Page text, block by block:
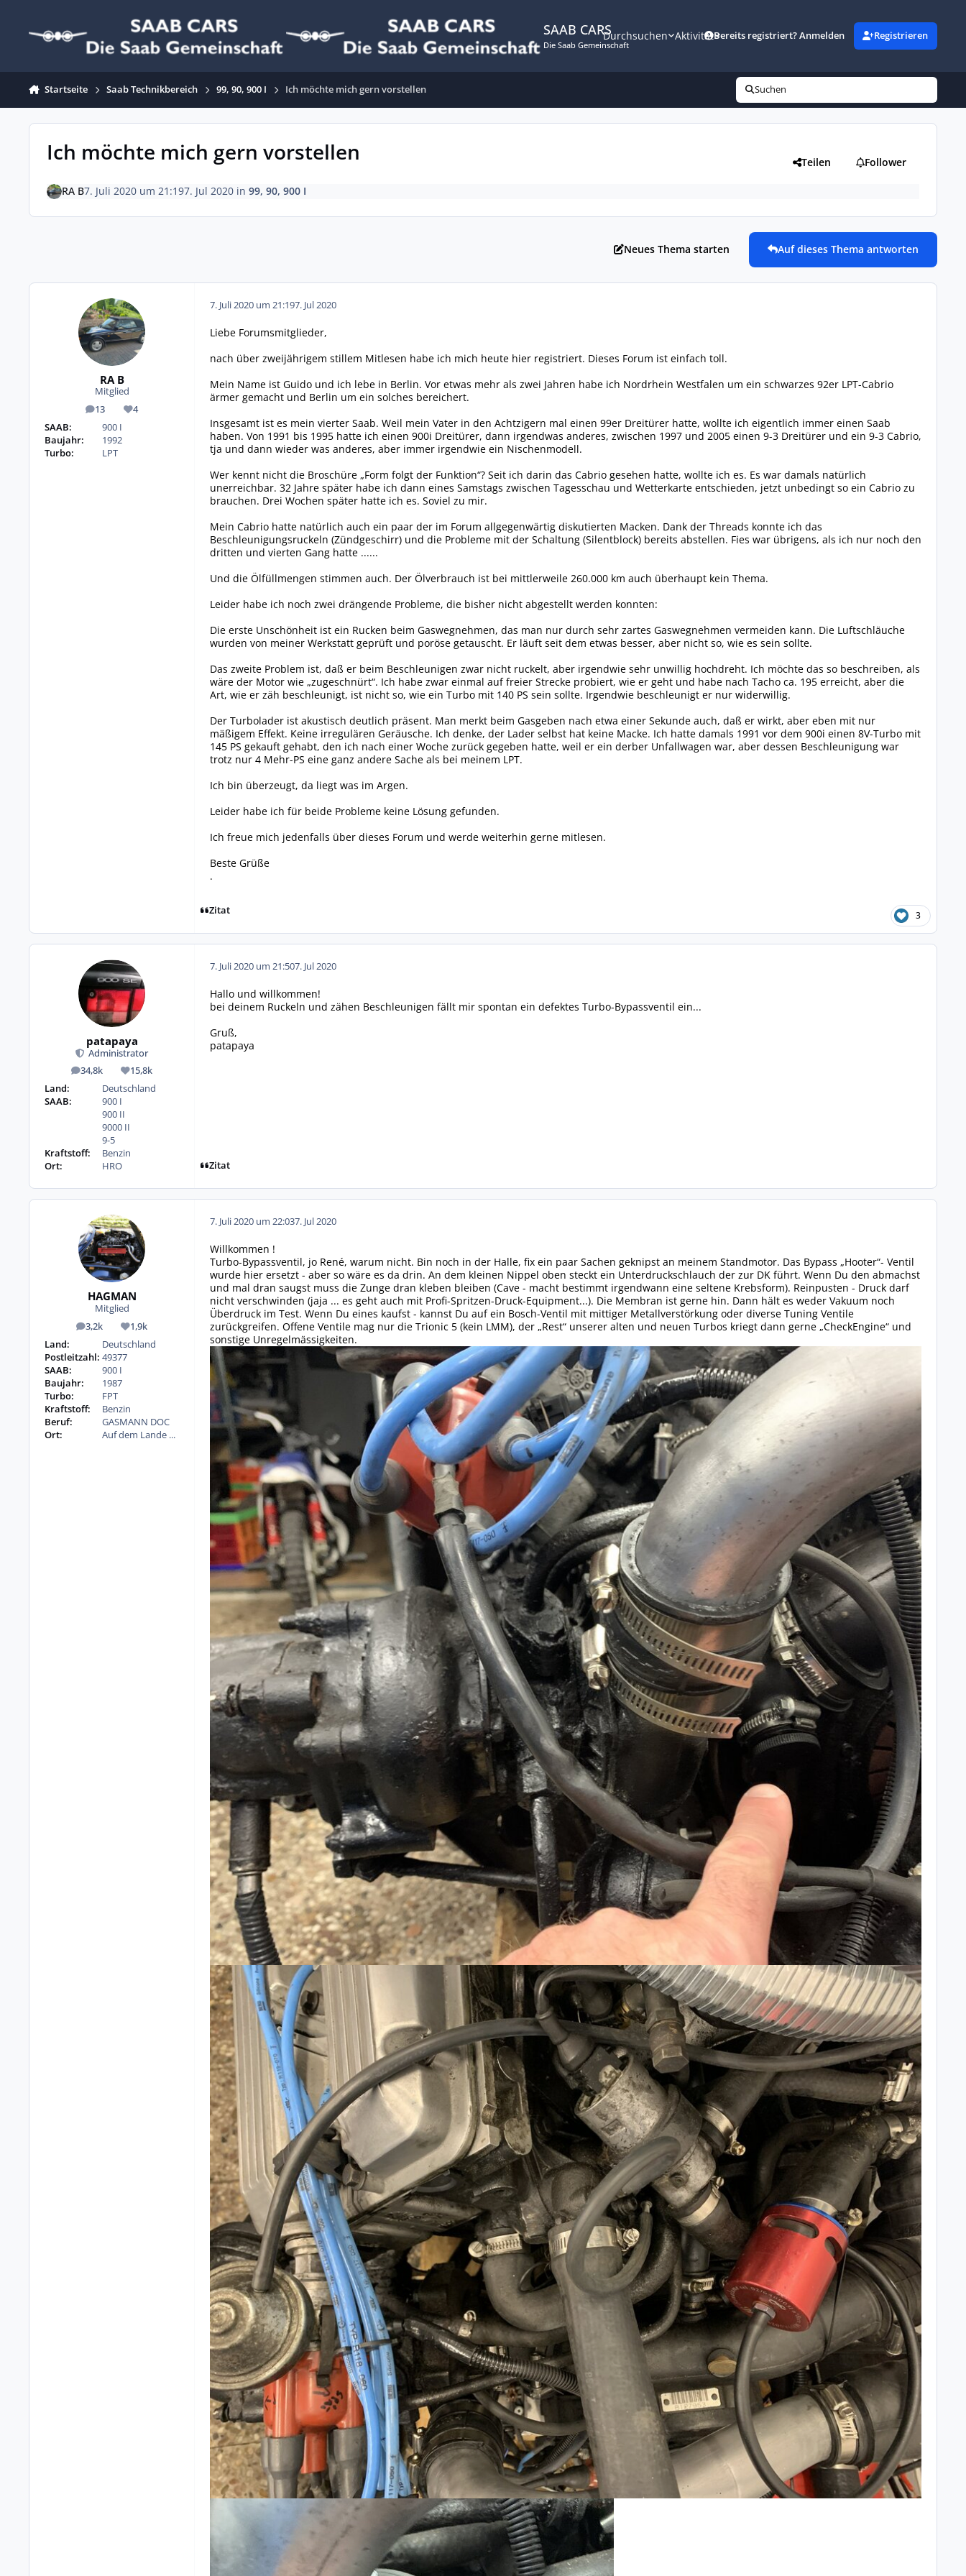
SAAB CARS
Die Saab Gemeinschaft
Durchsuchen AktivitätBereits registriert? Anmelden Registrieren
Startseite Saab Technikbereich 99, 90, 900 I Ich möchte mich gern vorstellen Suchen
Ich möchte mich gern vorstellen Teilen Follower
RA B7. Juli 2020 um 21:197. Jul 2020in 99, 90, 900 I
Neues Thema starten Auf dieses Thema antworten
RA B
Mitglied
13
Beiträge 4
Reputation
SAAB:
900 I
Baujahr:
1992
Turbo:
LPT
7. Juli 2020 um 21:197. Jul 2020
Liebe Forumsmitglieder,
nach über zweijährigem stillem Mitlesen habe ich mich heute hier registriert. Dieses Forum ist einfach toll.
Mein Name ist Guido und ich lebe in Berlin. Vor etwas mehr als zwei Jahren habe ich Nordrhein Westfalen um ein schwarzes 92er LPT-Cabrio
ärmer gemacht und Berlin um ein solches bereichert.
Insgesamt ist es mein vierter Saab. Weil mein Vater in den Achtzigern mal einen 99er Dreitürer hatte, wollte ich eigentlich immer einen Saab
haben. Von 1991 bis 1995 hatte ich einen 900i Dreitürer, dann irgendwas anderes, zwischen 1997 und 2005 einen 9-3 Dreitürer und ein 9-3 Cabrio,
tja und dann wieder was anderes, aber immer irgendwie ein Nischenmodell.
Wer kennt nicht die Broschüre „Form folgt der Funktion“? Seit ich darin das Cabrio gesehen hatte, wollte ich es. Es war damals natürlich
unerreichbar. 32 Jahre später habe ich dann eines Samstags zwischen Tagesschau und Wetterkarte entschieden, jetzt unbedingt so ein Cabrio zu
brauchen. Drei Wochen später hatte ich es. Soviel zu mir.
Mein Cabrio hatte natürlich auch ein paar der im Forum allgegenwärtig diskutierten Macken. Dank der Threads konnte ich das
Beschleunigungsruckeln (Zündgeschirr) und die Probleme mit der Schaltung (Silentblock) bereits abstellen. Fies war übrigens, als ich nur noch den
dritten und vierten Gang hatte ......
Und die Ölfüllmengen stimmen auch. Der Ölverbrauch ist bei mittlerweile 260.000 km auch überhaupt kein Thema.
Leider habe ich noch zwei drängende Probleme, die bisher nicht abgestellt werden konnten:
Die erste Unschönheit ist ein Rucken beim Gaswegnehmen, das man nur durch sehr zartes Gaswegnehmen vermeiden kann. Die Luftschläuche
wurden von meiner Werkstatt geprüft und poröse getauscht. Er läuft seit dem etwas besser, aber nicht so, wie es sein sollte.
Das zweite Problem ist, daß er beim Beschleunigen zwar nicht ruckelt, aber irgendwie sehr unwillig hochdreht. Ich möchte das so beschreiben, als
wäre der Motor wie „zugeschnürt“. Ich habe zwar einmal auf freier Strecke probiert, wie er geht und habe nach Tacho ca. 195 erreicht, aber die
Art, wie er zäh beschleunigt, ist nicht so, wie ein Turbo mit 140 PS sein sollte. Irgendwie beschleunigt er nur widerwillig.
Der Turbolader ist akustisch deutlich präsent. Man merkt beim Gasgeben nach etwa einer Sekunde auch, daß er wirkt, aber eben mit nur
mäßigem Effekt. Keine irregulären Geräusche. Ich denke, der Lader selbst hat keine Macke. Ich hatte damals 1991 vor dem 900i einen 8V-Turbo mit
145 PS gekauft gehabt, den ich nach einer Woche zurück gegeben hatte, weil er ein derber Unfallwagen war, aber dessen Beschleunigung war
trotz nur 4 Mehr-PS eine ganz andere Sache als bei meinem LPT.
Ich bin überzeugt, da liegt was im Argen.
Leider habe ich für beide Probleme keine Lösung gefunden.
Ich freue mich jedenfalls über dieses Forum und werde weiterhin gerne mitlesen.
Beste Grüße
.
Zitat 3
patapaya
Administrator
34,8k
Beiträge 15,8k
Reputation
Land:
Deutschland
SAAB:
900 I
900 II
9000 II
9-5
Kraftstoff:
Benzin
Ort:
HRO
7. Juli 2020 um 21:507. Jul 2020
Hallo und willkommen!
bei deinem Ruckeln und zähen Beschleunigen fällt mir spontan ein defektes Turbo-Bypassventil ein...
Gruß,
patapaya
Zitat
HAGMAN
Mitglied
3,2k
Beiträge 1,9k
Reputation
Land:
Deutschland
Postleitzahl: 49377
SAAB:
900 I
Baujahr:
1987
Turbo:
FPT
Kraftstoff:
Benzin
Beruf:
GASMANN DOC
Ort:
Auf dem Lande ...
7. Juli 2020 um 22:037. Jul 2020
Willkommen !
Turbo-Bypassventil, jo René, warum nicht. Bin noch in der Halle, fix ein paar Sachen geknipst an meinem Standmotor. Das Bypass „Hooter“- Ventil
wurde hier ersetzt - aber so wäre es da drin. An dem kleinen Nippel oben steckt ein Unterdruckschlauch der zur DK führt. Wenn Du den abmachst
und mal dran saugst muss die Zunge dran kleben bleiben (Cave - macht bestimmt irgendwann eine seltene Krebsform). Reinpusten - Druck darf
nicht verschwinden (jaja ... es geht auch mit Profi-Spritzen-Druck-Equipment...). Die Membran ist gerne hin. Dann hält es weder Vakuum noch
Überdruck im Test. Wenn Du eines kaufst - kannst Du auf ein Bosch-Ventil mit mittiger Metallverstörkung oder diverse Tuning Ventile
zurückgreifen. Offene Ventile mag nur die Trionic 5 (kein LMM), der „Rest“ unserer alten und neuen Turbos kriegt dann gerne „CheckEngine“ und
sonstige Unregelmässigkeiten.